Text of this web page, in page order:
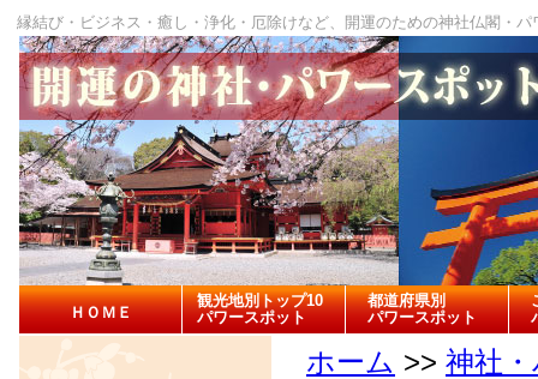
縁結び・ビジネス・癒し・浄化・厄除けなど、開運のための神社仏閣・
ＨＯＭＥ
観光地別トップ10
パワースポット
都道府県別
パワースポット
ホーム >> 神社